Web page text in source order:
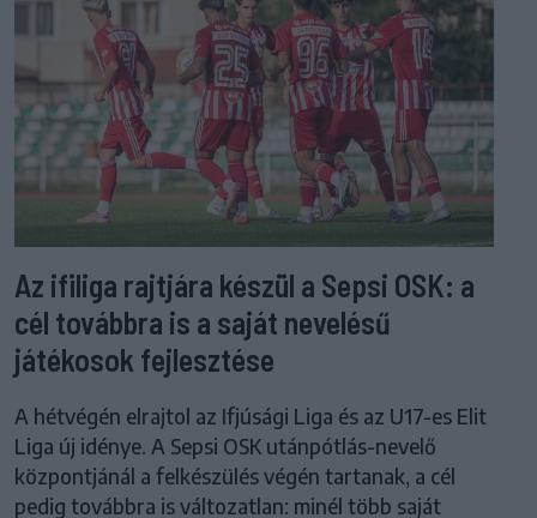
Az ifiliga rajtjára készül a Sepsi OSK: a
cél továbbra is a saját nevelésű
játékosok fejlesztése
A hétvégén elrajtol az Ifjúsági Liga és az U17-es Elit
Liga új idénye. A Sepsi OSK utánpótlás-nevelő
központjánál a felkészülés végén tartanak, a cél
pedig továbbra is változatlan: minél több saját